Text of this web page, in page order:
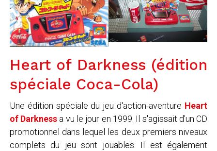
Heart of Darkness (édition
spéciale Coca-Cola)
Une édition spéciale du jeu d'action-aventure Heart
of Darkness a vu le jour en 1999. Il s'agissait d'un CD
promotionnel dans lequel les deux premiers niveaux
complets du jeu sont jouables. Il est également